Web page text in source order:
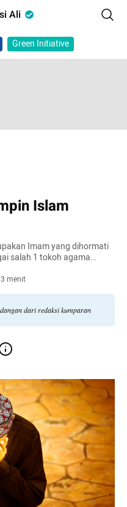
Ali
Green Initiative
Islam
Imam yang dihormati
salah 1 tokoh agama
menit
dari redaksi kumparan